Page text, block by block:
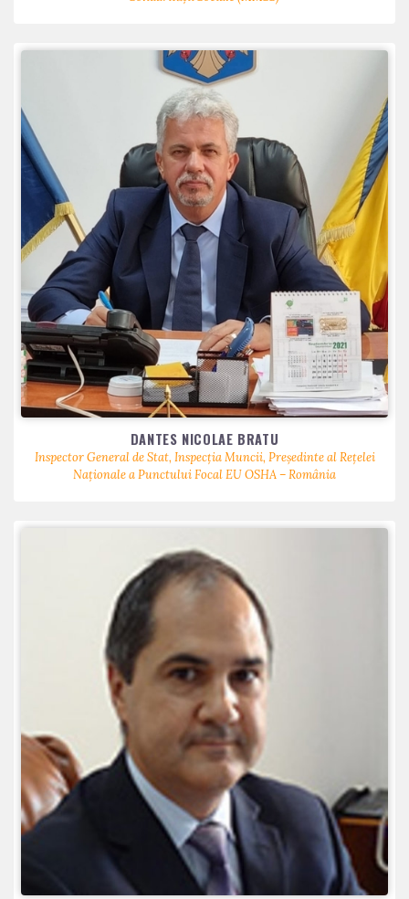
DANTES NICOLAE BRATU
Inspector General de Stat, Inspecția Muncii, Președinte al Rețelei
Naționale a Punctului Focal EU OSHA – România